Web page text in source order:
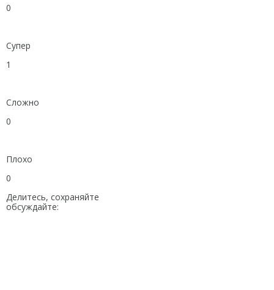
0
Супер
1
Сложно
0
Плохо
0
Делитесь, сохраняйте
обсуждайте: